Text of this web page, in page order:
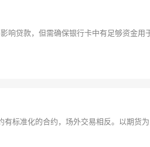
响贷款，但需确保银行卡中有足够资金用
标准化的合约，场外交易相反。以期货为